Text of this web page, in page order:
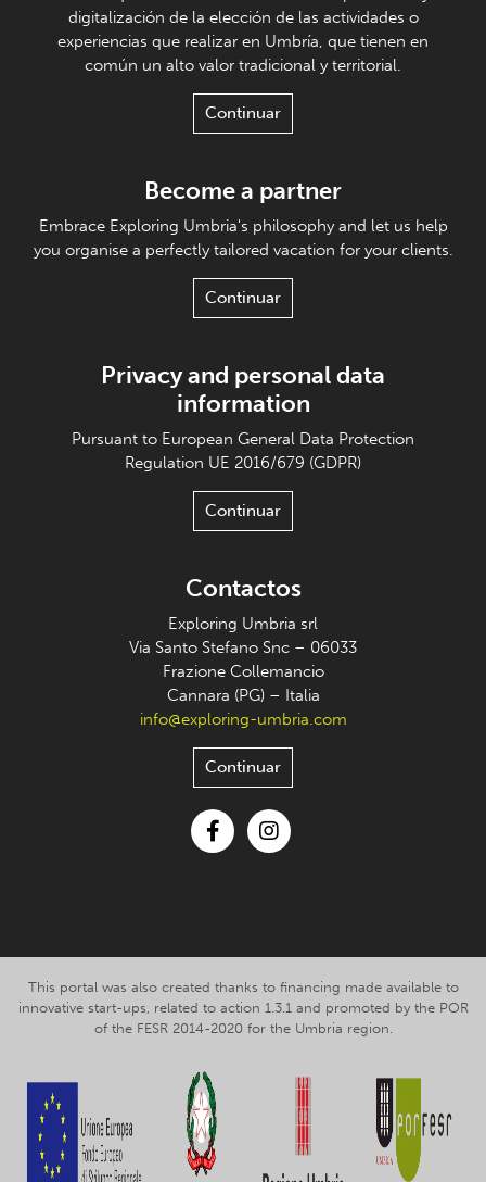
digitalización de la elección de las actividades o
experiencias que realizar en Umbría, que tienen en
común un alto valor tradicional y territorial.
Continuar
Become a partner
Embrace Exploring Umbria's philosophy and let us help
you organise a perfectly tailored vacation for your clients.
Continuar
Privacy and personal data
information
Pursuant to European General Data Protection
Regulation UE 2016/679 (GDPR)
Continuar
Contactos
Exploring Umbria srl
Via Santo Stefano Snc – 06033
Frazione Collemancio
Cannara (PG) – Italia
info@exploring-umbria.com
Continuar
This portal was also created thanks to financing made available to
innovative start-ups, related to action 1.3.1 and promoted by the POR
of the FESR 2014-2020 for the Umbria region.